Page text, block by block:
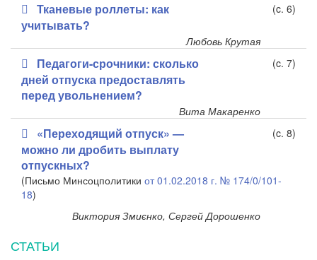
Тканевые роллеты: как
учитывать?
(c. 6)
Любовь Крутая
Педагоги-срочники: сколько
дней отпуска предоставлять
перед увольнением?
(c. 7)
Вита Макаренко
«Переходящий отпуск» —
можно ли дробить выплату
отпускных?
(c. 8)
(Письмо Минсоцполитики от 01.02.2018 г. № 174/0/101-
18)
Виктория Змиєнко, Сергей Дорошенко
СТАТЬИ